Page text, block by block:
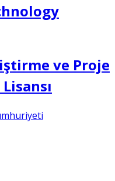
ve Proje